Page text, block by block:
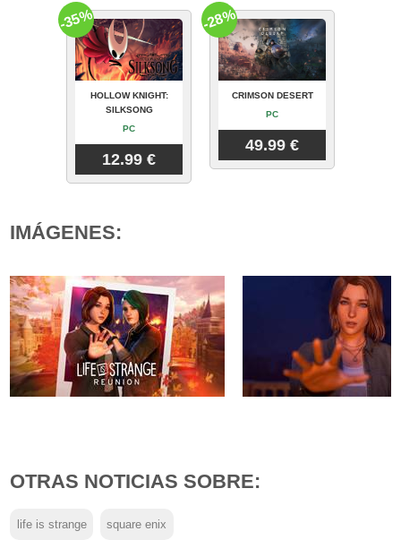
HOLLOW KNIGHT:
SILKSONG
PC
12.99 €
-35%
CRIMSON DESERT
PC
49.99 €
-28%
IMÁGENES:
OTRAS NOTICIAS SOBRE:
life is strange square enix